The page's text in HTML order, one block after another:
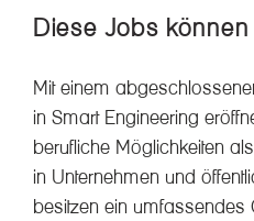
Diese Jobs
Mit einem
in Smart Engineering
berufliche Möglichkeiten
in Unternehmen und
besitzen ein